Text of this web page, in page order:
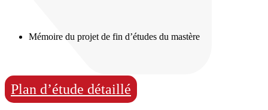
Mémoire du projet de fin d’études du mastère
Plan d’étude détaillé